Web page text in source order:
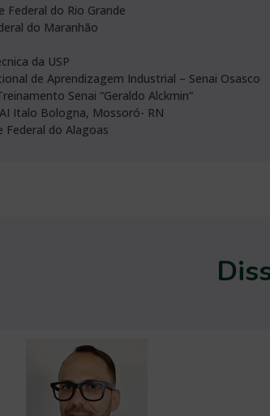
Federal do Rio Grande
do Maranhão
da USP
de Aprendizagem Industrial – Senai Osasco
Senai “Geraldo Alckmin”
Italo Bologna, Mossoró- RN
Federal do Alagoas